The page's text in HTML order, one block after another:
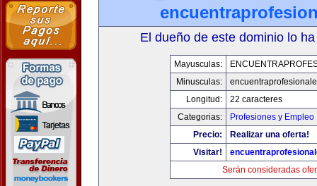
El dueño de este dominio lo
Mayusculas:
Minusculas:
Longitud:
22 caracteres
Categorias:
Profesiones y Empleo
Precio:
Realizar una oferta!
Visitar!
Serán consideradas